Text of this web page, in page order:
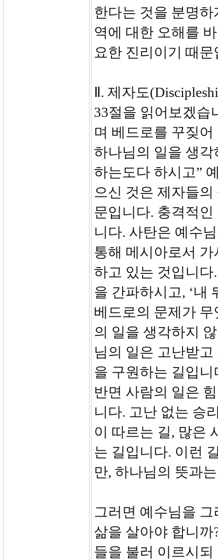
한다는 것을 분명
역에 대한 오해를
요한 진리이기 때문
Ⅱ. 제자도
33절을 읽어보겠습
며 베드로를 꾸짖
하나님의 일을 생
하는도다 하시고”
으신 것은 제자들
문입니다. 충격적인
니다. 사탄은 예수
통해 메시아로서
하고 있는 것입니
을 간파하시고, ‘내
베드로의 문제가
의 일을 생각하지
님의 일은 고난받
을 구원하는 길입
반면 사람의 일은
니다. 고난 없는 승
이 따르는 길, 많은
는 길입니다. 이런
만, 하나님의 뜻과
그러면 예수님을
삶을 살아야 합니
들을 불러 이르시